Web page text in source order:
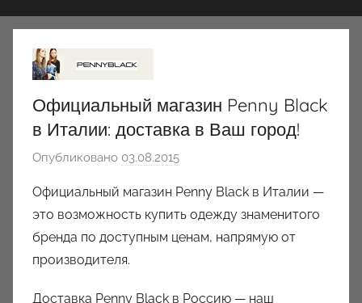
Официальный магазин Penny Black
в Италии: доставка в Ваш город!
Опубликовано 03.08.2015
т
о
р
Официальный магазин Penny Black в Италии —
это возможность купить одежду знаменитого
бренда по доступным ценам, напрямую от
производителя.
Доставка Penny Black в Россию — наш